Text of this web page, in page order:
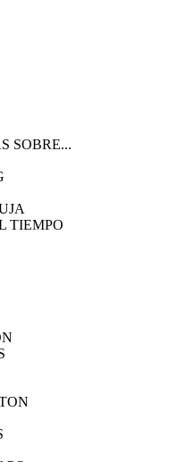
SOBRE...
TIEMPO